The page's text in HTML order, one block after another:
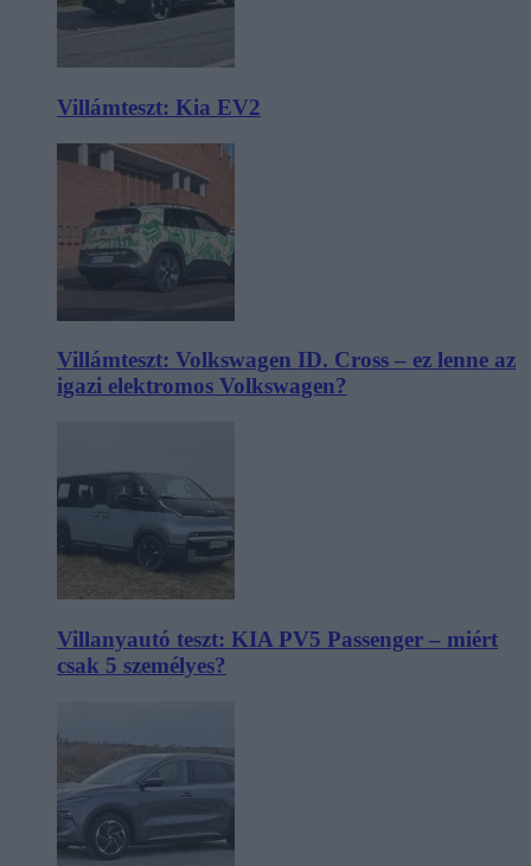
Villámteszt: Kia EV2
Villámteszt: Volkswagen ID. Cross – ez lenne az
igazi elektromos Volkswagen?
Villanyautó teszt: KIA PV5 Passenger – miért
csak 5 személyes?